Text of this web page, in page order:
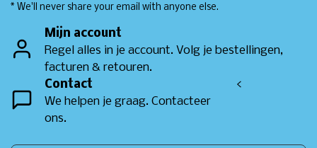
* We'll never share your email with anyone else.
Mijn account
Regel alles in je account. Volg je bestellingen,
facturen & retouren.
Contact
We helpen je graag. Contacteer
ons.
<